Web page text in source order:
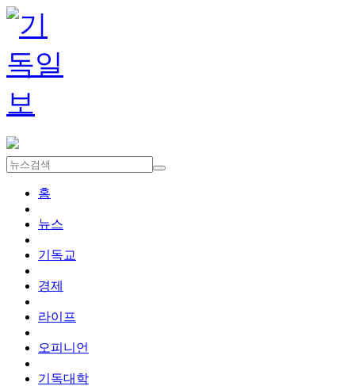
홈
뉴스
기독교
경제
라이프
오피니언
기독대학